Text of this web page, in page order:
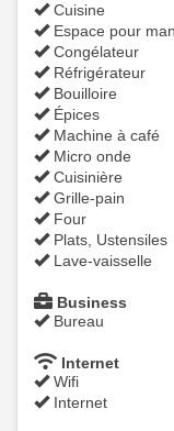
Cuisine
Espace pour
Congélateur
Réfrigérateur
Bouilloire
Épices
Machine à café
Micro onde
Cuisinière
Grille-pain
Four
Plats, Ustensiles
Lave-vaisselle
Business
Bureau
Internet
Wifi
Internet